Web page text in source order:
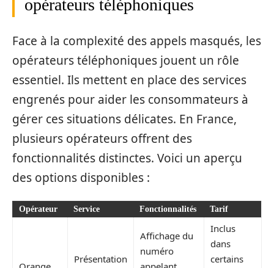
opérateurs téléphoniques
Face à la complexité des appels masqués, les
opérateurs téléphoniques jouent un rôle
essentiel. Ils mettent en place des services
engrenés pour aider les consommateurs à
gérer ces situations délicates. En France,
plusieurs opérateurs offrent des
fonctionnalités distinctes. Voici un aperçu
des options disponibles :
Opérateur Service Fonctionnalités Tarif
Présentation
Affichage du
numéro
Inclus
dans
certains